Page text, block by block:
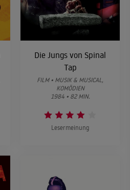
Die Jungs von Spinal
Tap
FILM • MUSIK & MUSICAL,
KOMÖDIEN
1984 • 82 MIN.
Lesermeinung